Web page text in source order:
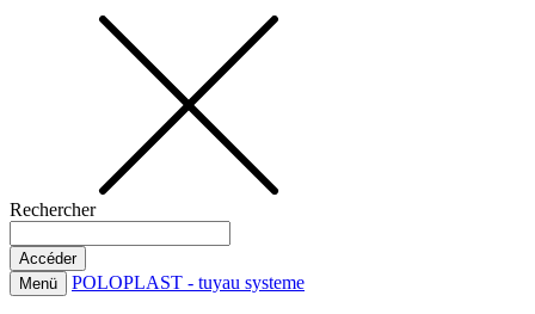
Rechercher
Menü POLOPLAST - tuyau systeme